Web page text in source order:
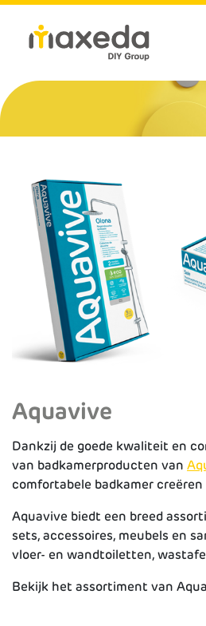
Aquavive
Dankzij de goede kwaliteit en
van badkamerproducten van
comfortabele badkamer
Aquavive biedt een breed
sets, accessoires, meubels en
vloer- en wandtoiletten,
Bekijk het assortiment van